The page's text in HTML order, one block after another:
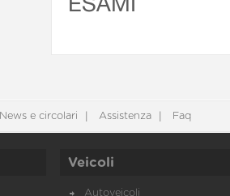
News e circolari Assistenza Faq
Veicoli
Autoveicoli